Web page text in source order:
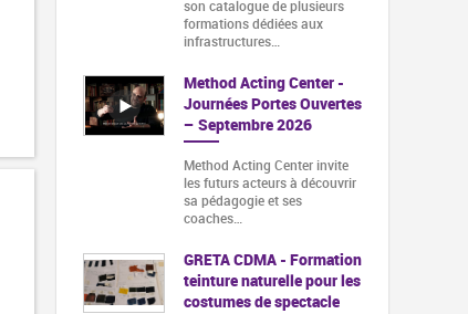
son catalogue de plusieurs
formations dédiées aux
infrastructures…
Method Acting Center -
Journées Portes Ouvertes
– Septembre 2026
Method Acting Center invite
les futurs acteurs à découvrir
sa pédagogie et ses
coaches…
GRETA CDMA - Formation
teinture naturelle pour les
costumes de spectacle